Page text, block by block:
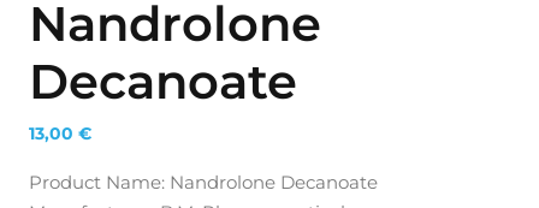
Nandrolone
Decanoate
13,00 €
Product Name: Nandrolone Decanoate